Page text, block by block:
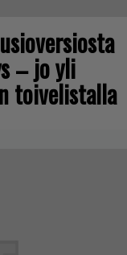
– jo yli
toivelistalla